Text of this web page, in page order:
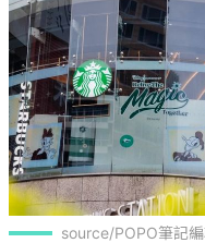
source/POPO筆記